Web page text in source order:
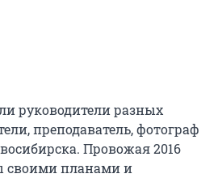
руководители разных
преподаватель, фотограф
Провожая 2016
своими планами и